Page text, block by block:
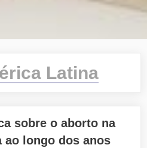
Latina
sobre o aborto na
ao longo dos anos